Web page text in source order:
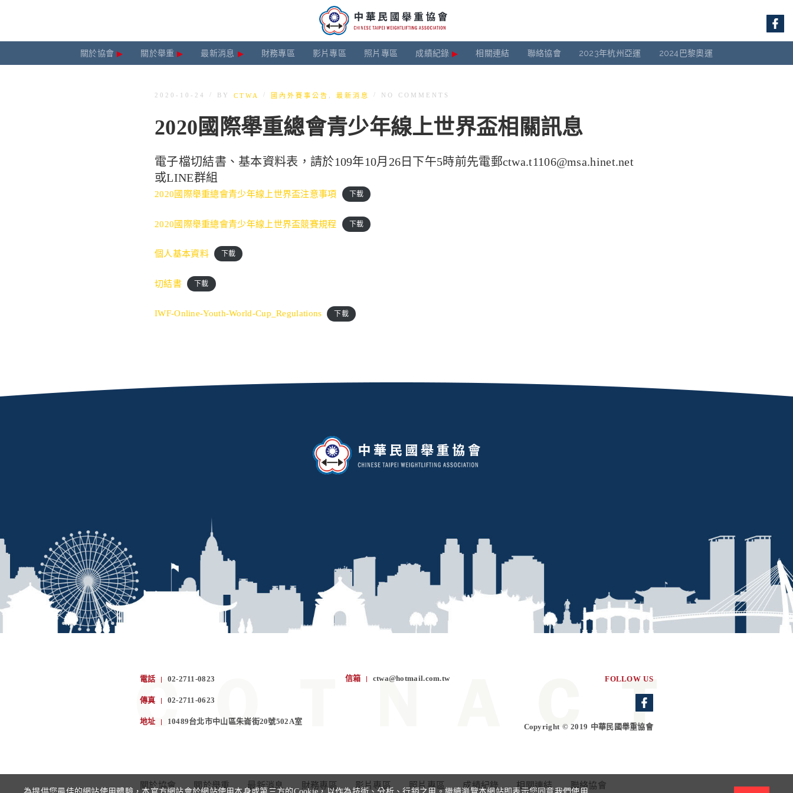
關於協會 關於舉重 最新消息 財務專區 影片專區 照片專區 成績紀錄 相關連結 聯絡協會 2023年杭州亞運 2024巴黎奧運
2020-10-24 / BY CTWA / 國內外賽事公告 最新消息 / NO COMMENTS
2020國際舉重總會青少年線上世界盃相關訊息
電子檔切結書、基本資料表，請於109年10月26日下午5時前先電郵ctwa.t1106@msa.hinet.net
或LINE群組
2020國際舉重總會青少年線上世界盃注意事項 下載
2020國際舉重總會青少年線上世界盃競賽規程 下載
個人基本資料 下載
切結書 下載
IWF-Online-Youth-World-Cup_Regulations 下載
電話 02-2711-0823
傳真 02-2711-0623
地址 10489台北市中山區朱崙街20號502A室
信箱 ctwa@hotmail.com.tw FOLLOW US
Copyright © 2019 中華民國舉重協會
關於協會 關於舉重 最新消息 財務專區 影片專區 照片專區 成績紀錄 相關連結 聯絡協會